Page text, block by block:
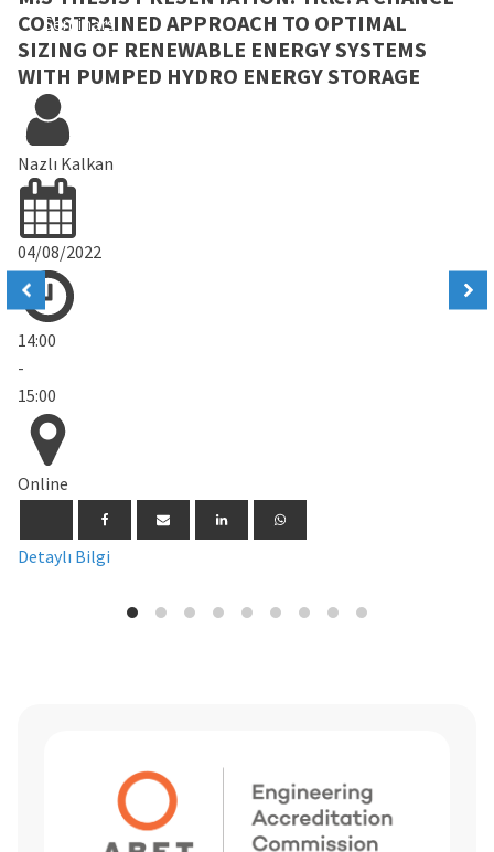
Seminars
CONSTRAINED APPROACH TO OPTIMAL
SIZING OF RENEWABLE ENERGY SYSTEMS
WITH PUMPED HYDRO ENERGY STORAGE
Nazlı Kalkan
04/08/2022
14:00
-
15:00
Online
Detaylı Bilgi